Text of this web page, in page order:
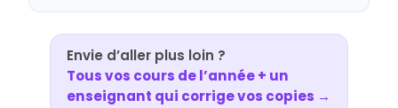
Envie d’aller plus loin ?
Tous vos cours de l’année + un
enseignant qui corrige vos copies →